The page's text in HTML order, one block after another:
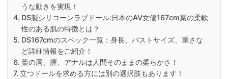
うな動きを実現！
DS製シリコーンラブドール:日本のAV女優167cm葉の柔軟
性のある肌の特徴とは？
DS167cmのスペック一覧：身長、バストサイズ、重さな
ど詳細情報をご紹介！
葉の唇、膣、アナルは人間そのままの柔らかさ！
立つドールを求める方には別の選択肢もあります！